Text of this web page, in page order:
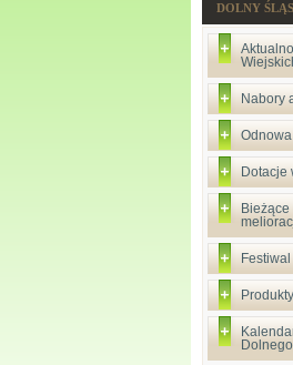
DOLNY
Nabory
Dotacje